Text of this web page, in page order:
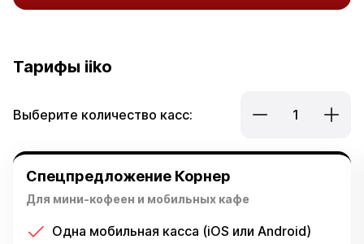
Тарифы iiko
Выберите количество касс: 1
Спецпредложение Корнер
Для мини-кофеен и мобильных кафе
Одна мобильная касса (iOS или Android)